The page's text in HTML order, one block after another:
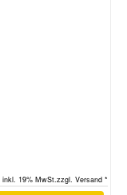
inkl. 19% MwSt.zzgl. Versand *